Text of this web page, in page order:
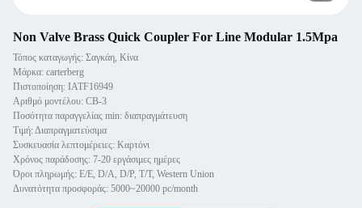
Non Valve Brass Quick Coupler For Line Modular 1.5Mpa
Τόπος καταγωγής: Σαγκάη, Κίνα
Μάρκα: carterberg
Πιστοποίηση: IATF16949
Αριθμό μοντέλου: CB-3
Ποσότητα παραγγελίας min: διαπραγμάτευση
Τιμή: Διαπραγματεύσιμα
Συσκευασία λεπτομέρειες: Καρτόνι
Χρόνος παράδοσης: 7-20 εργάσιμες ημέρες
Όροι πληρωμής: Ε/Ε, D/A, D/P, T/T, Western Union
Δυνατότητα προσφοράς: 5000~20000 pc/month